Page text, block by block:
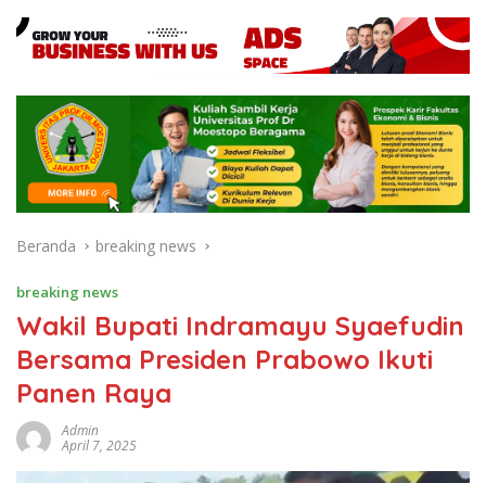
Beranda breaking news
breaking news
Wakil Bupati Indramayu Syaefudin
Bersama Presiden Prabowo Ikuti
Panen Raya
Admin
April 7, 2025